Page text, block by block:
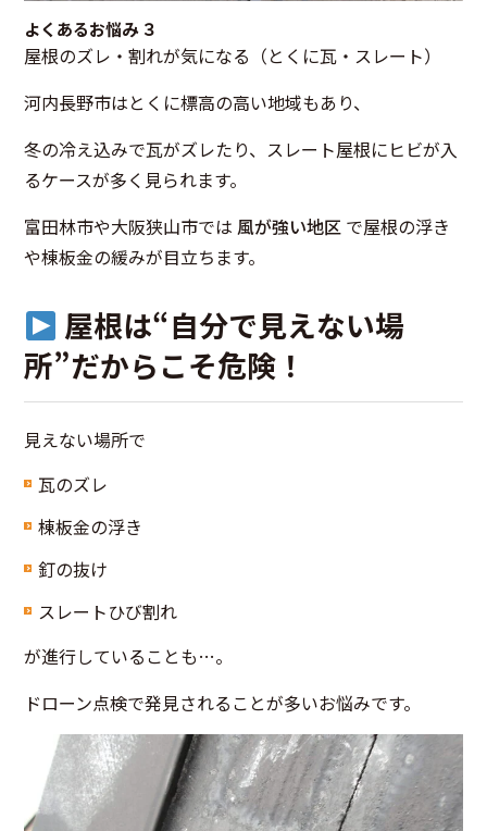
よくあるお悩み ３
屋根のズレ・割れが気になる（とくに瓦・スレート）
河内長野市はとくに標高の高い地域もあり、
冬の冷え込みで瓦がズレたり、スレート屋根にヒビが入
るケースが多く見られます。
富田林市や大阪狭山市では風が強い地区 で屋根の浮き
や棟板金の緩みが目立ちます。
屋根は“自分で見えない場
所”だからこそ危険！
見えない場所で
瓦のズレ
棟板金の浮き
釘の抜け
スレートひび割れ
が進行していることも…。
ドローン点検で発見されることが多いお悩みです。